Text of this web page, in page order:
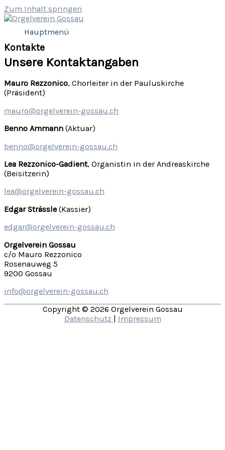
Zum Inhalt springen
Hauptmenü
Kontakte
Unsere Kontaktangaben
Mauro Rezzonico, Chorleiter in der Pauluskirche
(Präsident)
mauro@orgelverein-gossau.ch
Benno Ammann (Aktuar)
benno@orgelverein-gossau.ch
Lea Rezzonico-Gadient, Organistin in der Andreaskirche
(Beisitzerin)
lea@orgelverein-gossau.ch
Edgar Strässle(Kassier)
edgar@orgelverein-gossau.ch
Orgelverein Gossau
c/o Mauro Rezzonico
Rosenauweg 5
9200 Gossau
info@orgelverein-gossau.ch
Copyright © 2026 Orgelverein Gossau
Datenschutz
Impressum